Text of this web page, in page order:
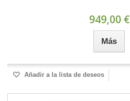
949,00 €
Más
Añadir a la lista de deseos